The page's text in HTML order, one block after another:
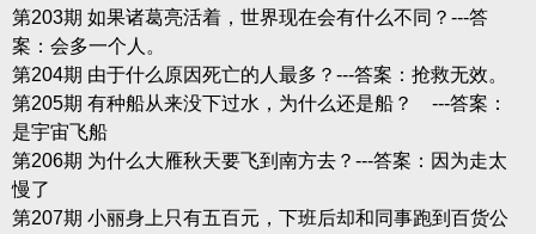
第203期 如果诸葛亮活着，世界现在会有什么不同？---答
案：会多一个人。
第204期 由于什么原因死亡的人最多？---答案：抢救无效。
第205期 有种船从来没下过水，为什么还是船？ ---答案：
是宇宙飞船
第206期 为什么大雁秋天要飞到南方去？---答案：因为走太
慢了
第207期 小丽身上只有五百元，下班后却和同事跑到百货公